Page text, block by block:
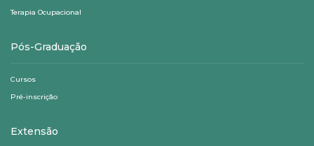
Terapia Ocupacional
Pós-Graduação
Cursos
Pré-inscrição
Extensão